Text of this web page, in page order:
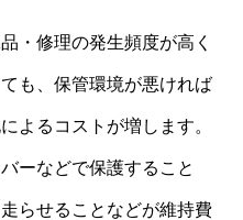
・修理の発生頻度が高く
も、保管環境が悪ければ
よるコストが増します。
ーなどで保護すること
らせることなどが維持費